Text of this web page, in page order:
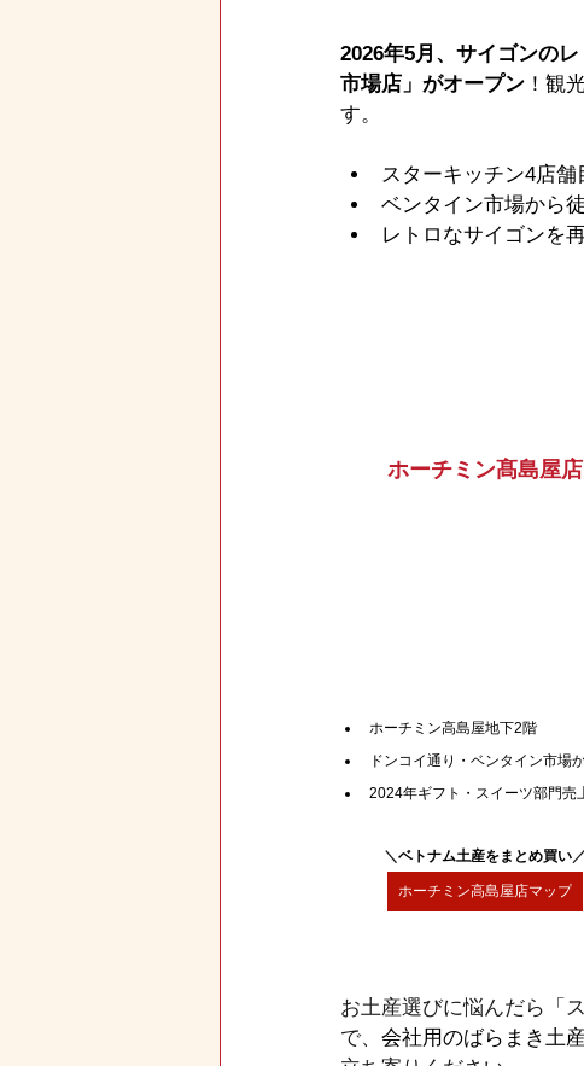
2026年5月、サイゴンの
市場店」がオープン ！観
す。
スターキッチン4店舗
ベンタイン市場から
レトロなサイゴンを
ホーチミン髙島屋店
ホーチミン高島屋地下2階
ドンコイ通り・ベンタイン市場
2024年ギフト・スイーツ部門売
＼ ベトナム土産をまとめ買い ／
ホーチミン高島屋店マップ
お土産選びに悩んだら「
で、 会社用のばらまき土